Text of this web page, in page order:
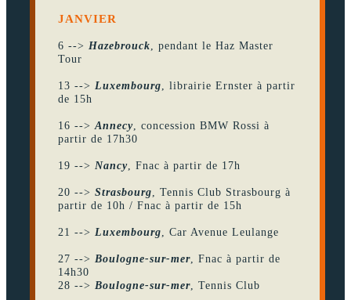
JANVIER
6 --> Hazebrouck , pendant le Haz Master
Tour
13 --> Luxembourg , librairie Ernster à partir
de 15h
16 -->Annecy , concession BMW Rossi à
partir de 17h30
19 --> Nancy , Fnac à partir de 17h
20 -->Strasbourg , Tennis Club Strasbourg à
partir de 10h / Fnac à partir de 15h
21 --> Luxembourg , Car Avenue Leulange
27 --> Boulogne-sur-mer , Fnac à partir de
14h30
28 --> Boulogne-sur-mer , Tennis Club